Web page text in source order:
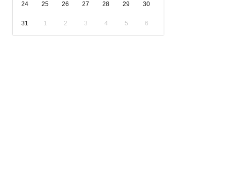
24 25 26 27 28 29 30
31 1 2 3 4 5 6